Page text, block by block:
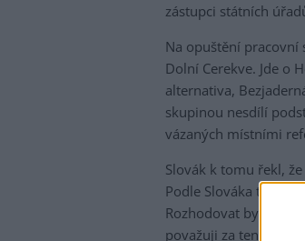
zástupci státních
Na opuštění pracovní
Dolní Cerekve. Jde o
alternativa,
skupinou nesdílí
vázaných místními
Slovák k tomu řekl,
Podle Slováka tento
Rozhodovat by měla
považuji za ten